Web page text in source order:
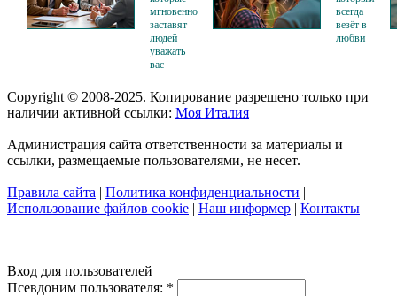
мгновенно
заставят
людей
уважать
вас
всегда
везёт в
любви
Copyright © 2008-2025. Копирование разрешено только при
наличии активной ссылки: Моя Италия
Администрация сайта ответственности за материалы и
ссылки, размещаемые пользователями, не несет.
Правила сайта | Политика конфиденциальности |
Использование файлов cookie | Наш информер | Контакты
Вход для пользователей
Псевдоним пользователя: *